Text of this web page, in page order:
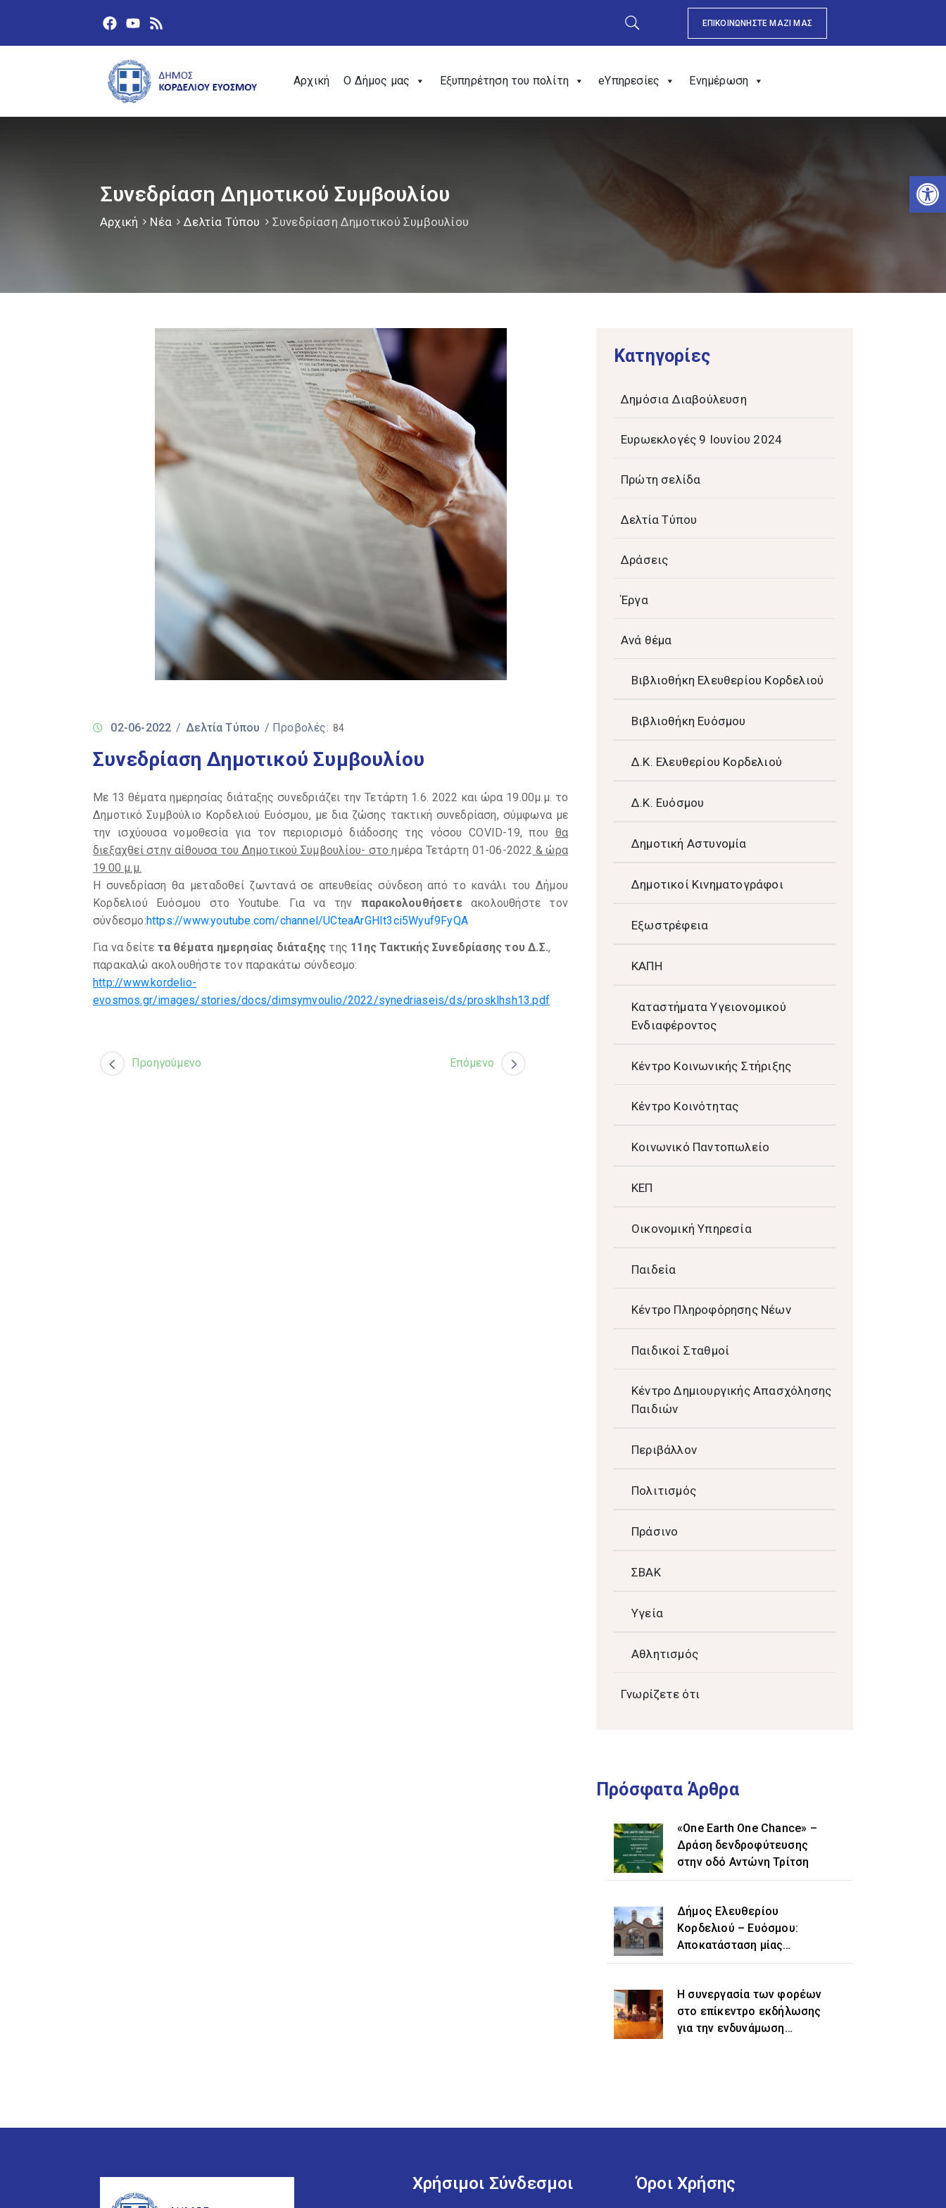
ΕΠΙΚΟΙΝΩΝΗΣΤΕ ΜΑΖΙ ΜΑΣ
Αρχική Ο Δήμος μας Εξυπηρέτηση του πολίτη eΥπηρεσίες Ενημέρωση
Συνεδρίαση Δημοτικού Συμβουλίου
Αρχική Νέα Δελτία Τύπου Συνεδρίαση Δημοτικού Συμβουλίου
02-06-2022 / Δελτία Τύπου / Προβολές: 84
Συνεδρίαση Δημοτικού Συμβουλίου
Με 13 θέματα ημερησίας διάταξης συνεδριάζει την Τετάρτη 1.6. 2022 και ώρα 19.00μ.μ. το
Δημοτικό Συμβούλιο Κορδελιού Ευόσμου, με δια ζώσης τακτική συνεδρίαση, σύμφωνα με
την ισχύουσα νομοθεσία για τον περιορισμό διάδοσης της νόσου COVID-19, που θα
διεξαχθεί στην αίθουσα του Δημοτικού Συμβουλίου- στοημέρα Τετάρτη 01-06-2022 & ώρα
19.00 μ.μ.
Η συνεδρίαση θα μεταδοθεί ζωντανά σε απευθείας σύνδεση από το κανάλι του Δήμου
Κορδελιού Ευόσμου στο Youtube. Για να την παρακολουθήσετε ακολουθήστε τον
σύνδεσμο:https://www.youtube.com/channel/UCteaArGHIt3ci5Wyuf9FyQA
Για να δείτε τα θέματα ημερησίας διάταξης της 11ης Τακτικής Συνεδρίασης του Δ.Σ.,
παρακαλώ ακολουθήστε τον παρακάτω σύνδεσμο:
http://www.kordelio-
evosmos.gr/images/stories/docs/dimsymvoulio/2022/synedriaseis/ds/prosklhsh13.pdf
Προηγούμενο Επόμενο
Kατηγορίες
Δημόσια Διαβούλευση
Ευρωεκλογές 9 Ιουνίου 2024
Πρώτη σελίδα
Δελτία Τύπου
Δράσεις
Έργα
Ανά θέμα
Βιβλιοθήκη Ελευθερίου Κορδελιού
Βιβλιοθήκη Ευόσμου
Δ.Κ. Ελευθερίου Κορδελιού
Δ.Κ. Ευόσμου
Δημοτική Αστυνομία
Δημοτικοί Κινηματογράφοι
Εξωστρέφεια
ΚΑΠΗ
Καταστήματα Υγειονομικού
Ενδιαφέροντος
Κέντρο Κοινωνικής Στήριξης
Κέντρο Κοινότητας
Κοινωνικό Παντοπωλείο
ΚΕΠ
Οικονομική Υπηρεσία
Παιδεία
Κέντρο Πληροφόρησης Νέων
Παιδικοί Σταθμοί
Κέντρο Δημιουργικής Απασχόλησης
Παιδιών
Περιβάλλον
Πολιτισμός
Πράσινο
ΣΒΑΚ
Υγεία
Αθλητισμός
Γνωρίζετε ότι
Πρόσφατα Άρθρα
«One Earth One Chance» –
Δράση δενδροφύτευσης
στην οδό Αντώνη Τρίτση
Δήμος Ελευθερίου
Κορδελιού – Ευόσμου:
Αποκατάσταση μίας
ιστορικής αδικίας η
«Ελευθέριο» στην
ονομασία του δήμου
Η συνεργασία των φορέων
στο επίκεντρο εκδήλωσης
για την ενδυνάμωση
Χρήσιμοι Σύνδεσμοι Όροι Χρήσης